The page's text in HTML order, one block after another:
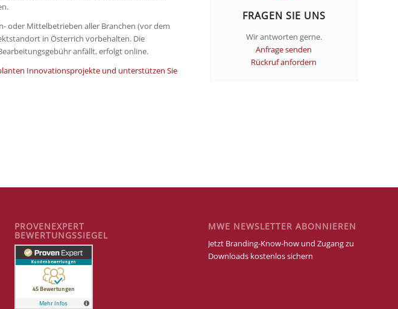
oder Mittelbetrieben aller Branchen (vor dem
in Österrich vorbehalten. Die
anfällt, erfolgt online.
Innovationsprojekte und unterstützen Sie
FRAGEN SIE UNS
Wir antworten gerne.
Anfrage senden
Rückruf anfordern
PROVENEXPERT
BEWERTUNGSSIEGEL
MWE NEWSLETTER ABONNIEREN
Jetzt Branding-Know-how und Zugang zu
Downloads kostenlos sichern